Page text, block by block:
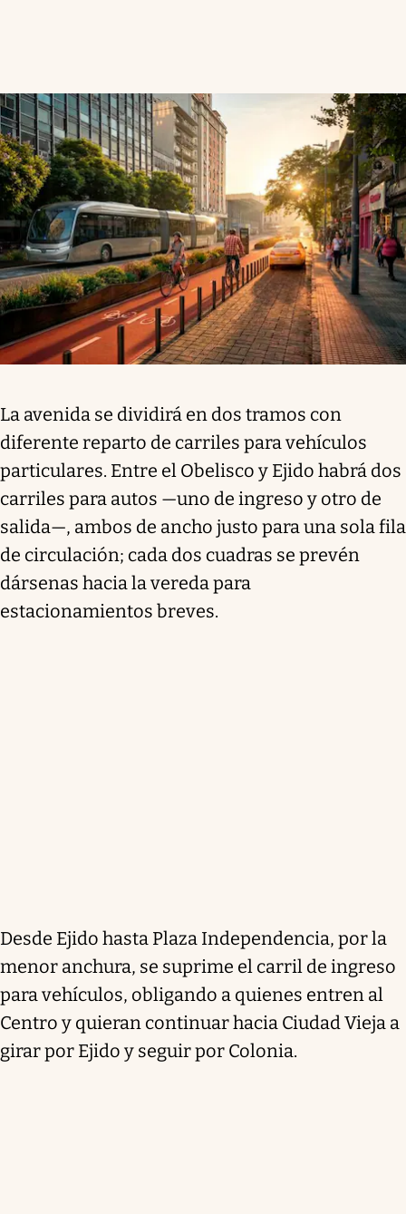
La avenida se dividirá en dos tramos con
diferente reparto de carriles para vehículos
particulares. Entre el Obelisco y Ejido habrá dos
carriles para autos —uno de ingreso y otro de
salida—, ambos de ancho justo para una sola fila
de circulación; cada dos cuadras se prevén
dársenas hacia la vereda para
estacionamientos breves.
Desde Ejido hasta Plaza Independencia, por la
menor anchura, se suprime el carril de ingreso
para vehículos, obligando a quienes entren al
Centro y quieran continuar hacia Ciudad Vieja a
girar por Ejido y seguir por Colonia.